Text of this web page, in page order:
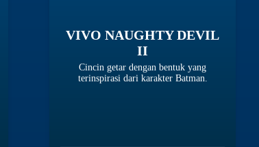
VIVO NAUGHTY DEVIL
II
Cincin getar dengan bentuk yang
terinspirasi dari karakter Batman.